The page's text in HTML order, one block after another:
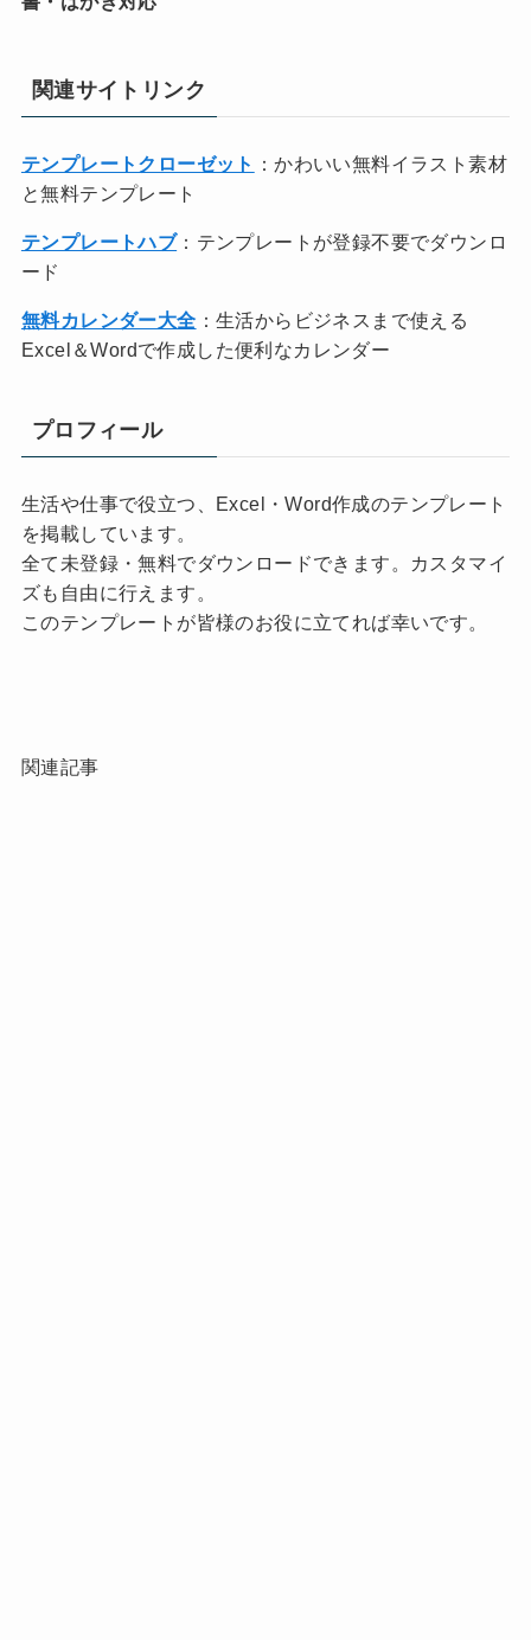
関連サイトリンク
テンプレートクローゼット
：かわいい無料イラスト素材
と無料テンプレート
テンプレートハブ：テンプレートが登録不要でダウンロ
ード
無料カレンダー大全 ：生活からビジネスまで使える
Excel＆Wordで作成した便利なカレンダー
プロフィール
生活や仕事で役立つ、Excel・Word作成のテンプレート
を掲載しています。
全て未登録・無料でダウンロードできます。カスタマイ
ズも自由に行えます。
このテンプレートが皆様のお役に立てれば幸いです。
関連記事